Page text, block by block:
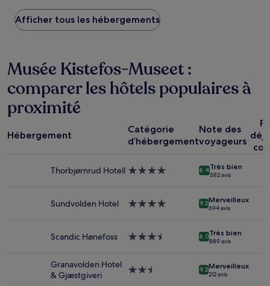
plus
bas
trouvé
des
24 dernières
heures
sur
la
séjour
disponibilité
Afficher tous les hébergements
Musée Kistefos-Museet :
comparer les hôtels populaires à
proximité
Hébergement
Catégorie
d’hébergement
Note des
voyageurs
Thorbjørnrud Hotell Hébergement
8.4Très bien
382 avis
Sundvolden Hotel
Hébergement
9.2Merveilleux
694 avis
Scandic Hønefoss
Hébergement
8.0Très bien
889 avis
Granavolden Hotel
& Gjæstgiveri
Hébergement
9.2Merveilleux
212 avis